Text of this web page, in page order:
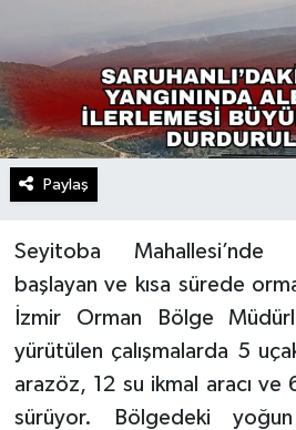
Paylaş
Seyitoba Mahallesi’nde
başlayan ve kısa sürede
İzmir Orman Bölge
yürütülen çalışmalarda 5
arazöz, 12 su ikmal aracı ve
sürüyor. Bölgedeki